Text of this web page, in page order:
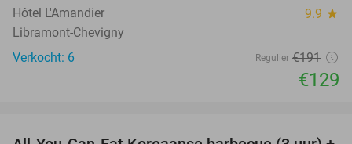
Hôtel L'Amandier 9.9 star
Libramont-Chevigny
Verkocht: 6
Regulier €191
€129